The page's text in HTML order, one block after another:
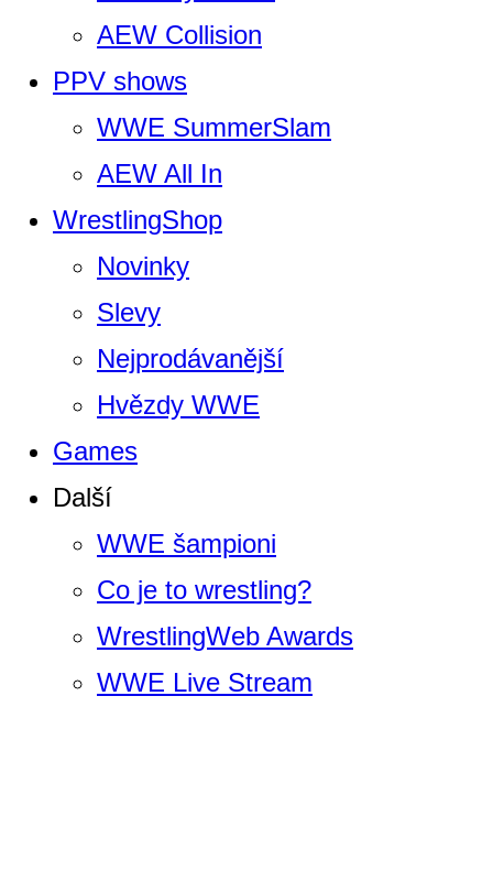
AEW Collision
PPV shows
WWE SummerSlam
AEW All In
WrestlingShop
Novinky
Slevy
Nejprodávanější
Hvězdy WWE
Games
Další
WWE šampioni
Co je to wrestling?
WrestlingWeb Awards
WWE Live Stream